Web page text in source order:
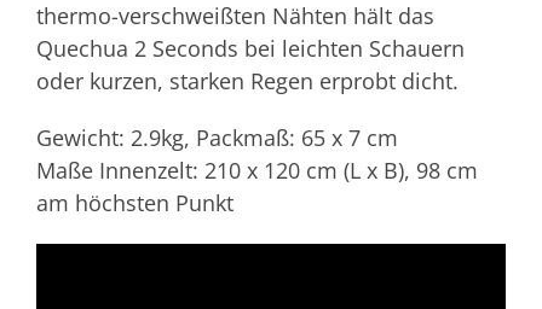
thermo-verschweißten Nähten hält das
Quechua 2 Seconds bei leichten Schauern
oder kurzen, starken Regen erprobt dicht.
Gewicht: 2.9kg, Packmaß: 65 x 7 cm
Maße Innenzelt: 210 x 120 cm (L x B), 98 cm
am höchsten Punkt